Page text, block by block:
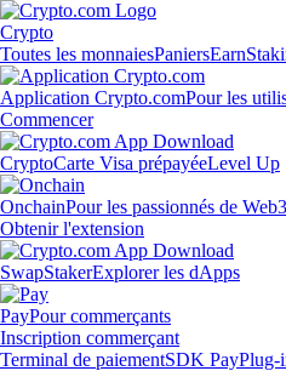
Crypto
Toutes les monnaiesPaniersEarn
Application Crypto.comPour les
Commencer
CryptoCarte Visa prépayéeLevel Up
OnchainPour les passionnés de Web3
Obtenir l'extension
SwapStakerExplorer les dApps
PayPour commerçants
Inscription commerçant
Terminal de paiementSDK PayPlug-